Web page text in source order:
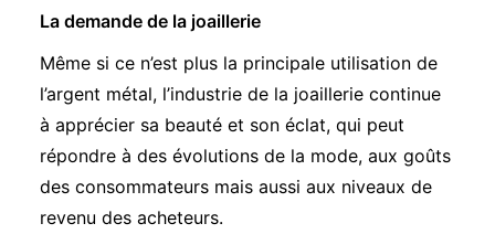
La demande de la joaillerie
Même si ce n’est plus la principale utilisation de
l’argent métal, l’industrie de la joaillerie continue
à apprécier sa beauté et son éclat, qui peut
répondre à des évolutions de la mode, aux goûts
des consommateurs mais aussi aux niveaux de
revenu des acheteurs.